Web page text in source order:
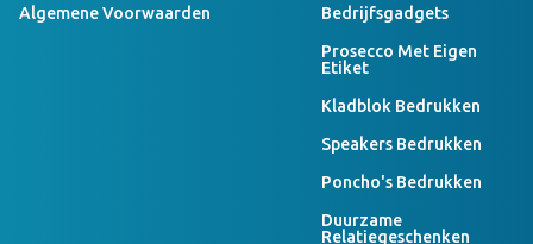
Algemene Voorwaarden
Bedrijfsgadgets
Prosecco Met Eigen
Etiket
Kladblok Bedrukken
Speakers Bedrukken
Poncho's Bedrukken
Duurzame
Relatiegeschenken